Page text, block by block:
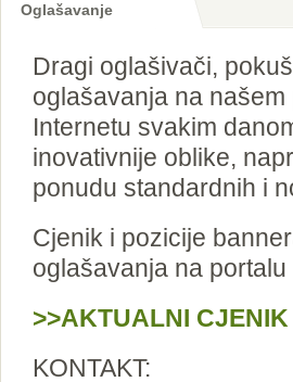
Oglašavanje
Dragi oglašivači,
oglašavanja na
Internetu svakim
inovativnije oblike,
ponudu standardnih i
Cjenik i pozicije
oglašavanja na
>>AKTUALNI
KONTAKT: